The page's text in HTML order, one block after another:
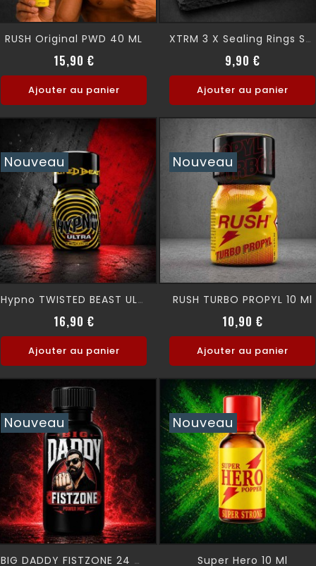
RUSH Original PWD 40 ML
15,90 €Prix
Ajouter au panier
XTRM 3 X Sealing Rings SNFFR
9,90 €Prix
Ajouter au panier
Nouveau
Hypno TWISTED BEAST ULTRA
16,90 €Prix
Ajouter au panier
Nouveau
RUSH TURBO PROPYL 10 Ml
10,90 €Prix
Ajouter au panier
Nouveau
BIG DADDY FISTZONE 24 ML
Nouveau
Super Hero 10 Ml